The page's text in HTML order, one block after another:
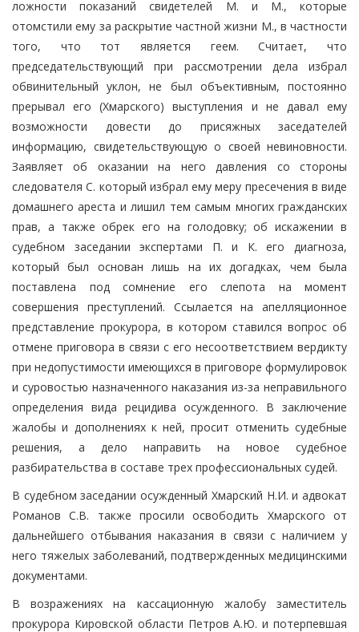
ложности показаний свидетелей М. и М., которые
отомстили ему за раскрытие частной жизни М., в частности
того, что тот является геем. Считает, что
председательствующий при рассмотрении дела избрал
обвинительный уклон, не был объективным, постоянно
прерывал его (Хмарского) выступления и не давал ему
возможности довести до присяжных заседателей
информацию, свидетельствующую о своей невиновности.
Заявляет об оказании на него давления со стороны
следователя С. который избрал ему меру пресечения в виде
домашнего ареста и лишил тем самым многих гражданских
прав, а также обрек его на голодовку; об искажении в
судебном заседании экспертами П. и К. его диагноза,
который был основан лишь на их догадках, чем была
поставлена под сомнение его слепота на момент
совершения преступлений. Ссылается на апелляционное
представление прокурора, в котором ставился вопрос об
отмене приговора в связи с его несоответствием вердикту
при недопустимости имеющихся в приговоре формулировок
и суровостью назначенного наказания из-за неправильного
определения вида рецидива осужденного. В заключение
жалобы и дополнениях к ней, просит отменить судебные
решения, а дело направить на новое судебное
разбирательства в составе трех профессиональных судей.
В судебном заседании осужденный Хмарский Н.И. и адвокат
Романов С.В. также просили освободить Хмарского от
дальнейшего отбывания наказания в связи с наличием у
него тяжелых заболеваний, подтвержденных медицинскими
документами.
В возражениях на кассационную жалобу заместитель
прокурора Кировской области Петров А.Ю. и потерпевшая